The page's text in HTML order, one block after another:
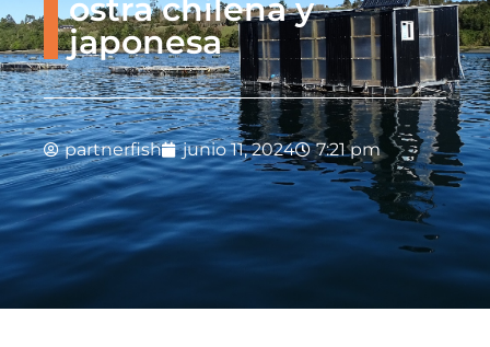
ostra chilena y
japonesa
partnerfish junio 11, 2024 7:21 pm